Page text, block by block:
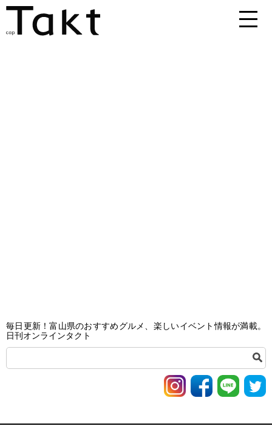
毎日更新！富山県のおすすめグルメ、楽しいイベント情報が満載。
日刊オンラインタクト